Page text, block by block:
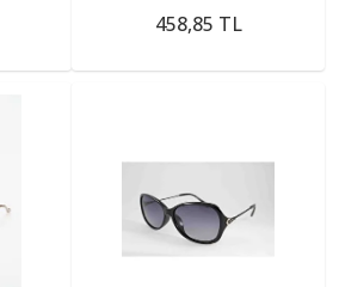
458,85 TL